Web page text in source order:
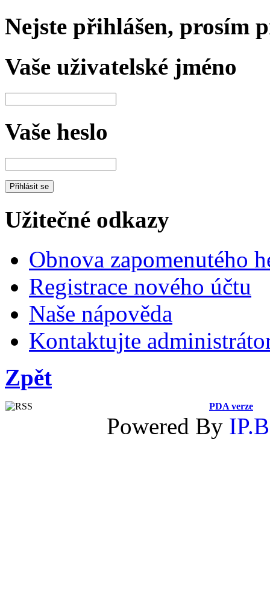
Nejste přihlášen, prosím
Vaše uživatelské jméno
Vaše heslo
Užitečné odkazy
Obnova zapomenutého
Registrace nového účtu
Naše nápověda
Kontaktujte
Zpět
PDA verze
Powered By